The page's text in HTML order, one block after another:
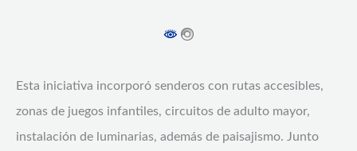
Esta iniciativa incorporó senderos con rutas accesibles,
zonas de juegos infantiles, circuitos de adulto mayor,
instalación de luminarias, además de paisajismo. Junto
“Alcalde
Jorquera”
en